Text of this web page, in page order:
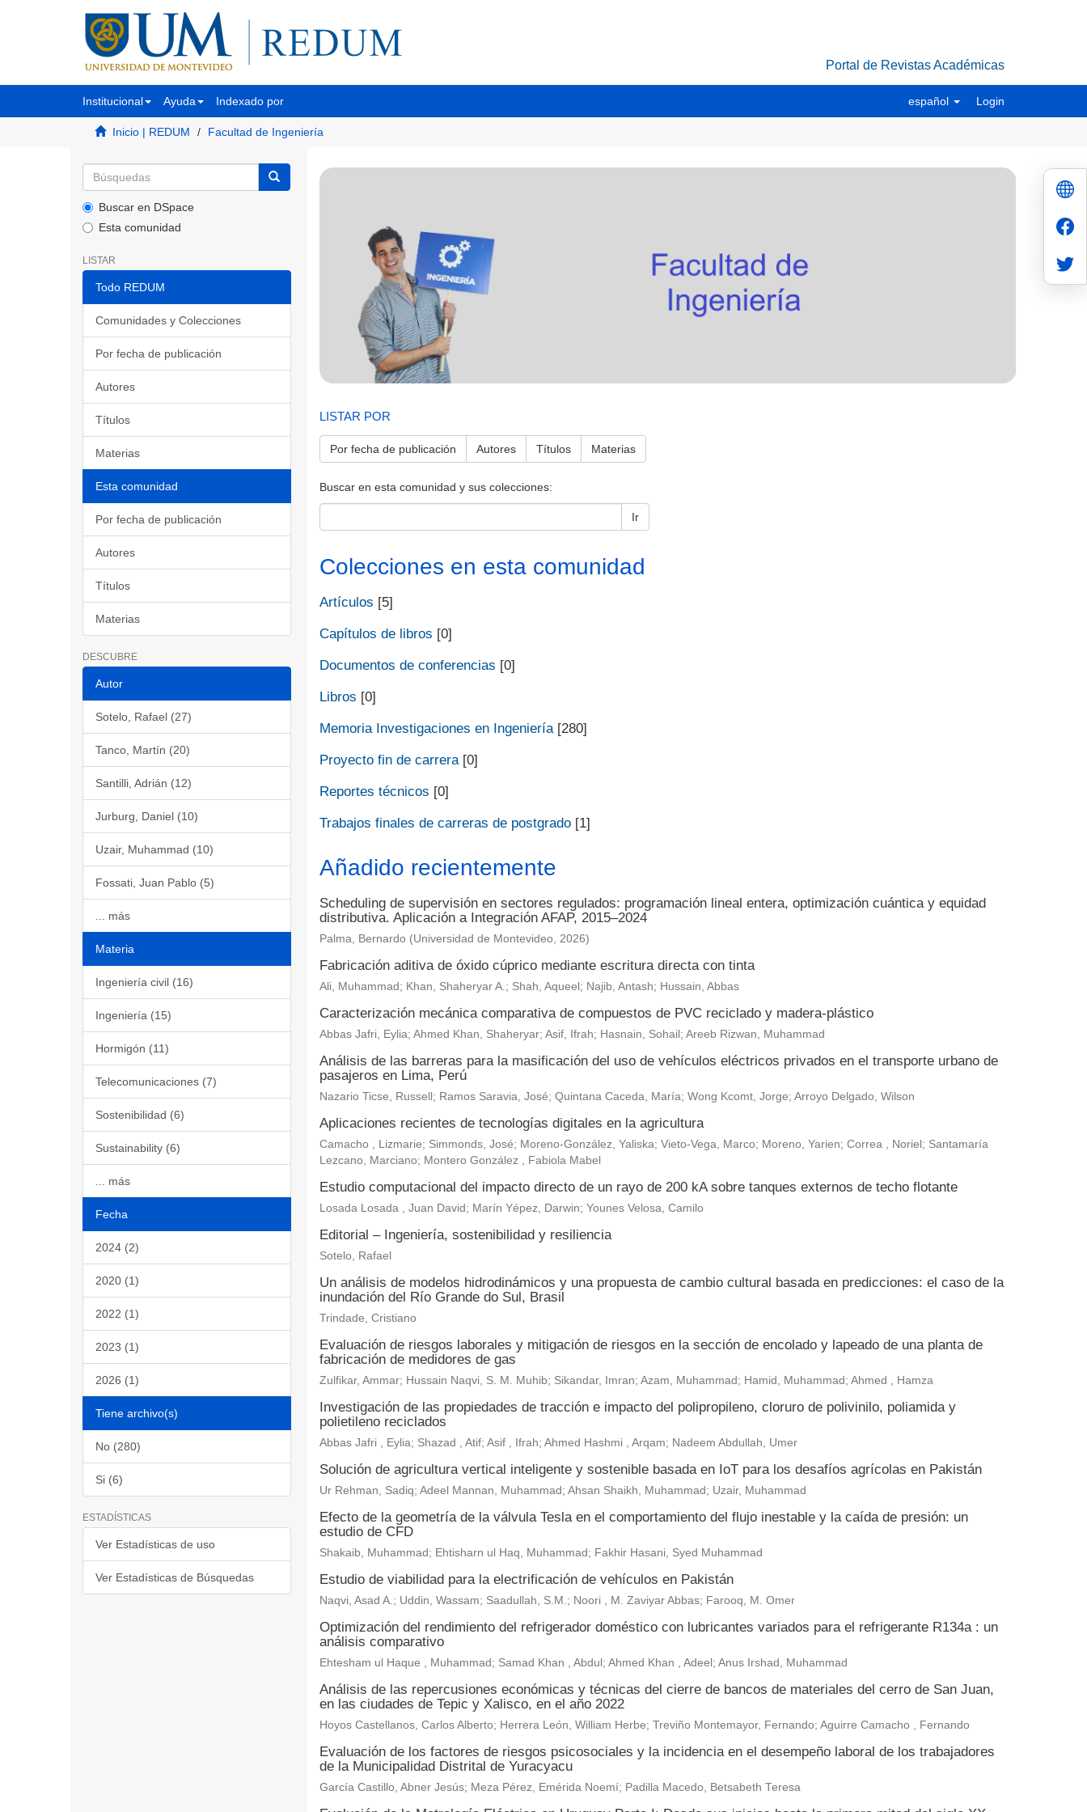
Portal de Revistas Académicas
Institucional Ayuda Indexado por español Login
Inicio | REDUM Facultad de Ingeniería
Buscar en DSpace
Esta comunidad
LISTAR
Todo REDUM
Comunidades y Colecciones
Por fecha de publicación
Autores
Títulos
Materias
Esta comunidad
Por fecha de publicación
Autores
Títulos
Materias
DESCUBRE
Autor
Sotelo, Rafael (27)
Tanco, Martín (20)
Santilli, Adrián (12)
Jurburg, Daniel (10)
Uzair, Muhammad (10)
Fossati, Juan Pablo (5)
... más
Materia
Ingeniería civil (16)
Ingeniería (15)
Hormigón (11)
Telecomunicaciones (7)
Sostenibilidad (6)
Sustainability (6)
... más
Fecha
2024 (2)
2020 (1)
2022 (1)
2023 (1)
2026 (1)
Tiene archivo(s)
No (280)
Si (6)
ESTADÍSTICAS
Ver Estadísticas de uso
Ver Estadísticas de Búsquedas
LISTAR POR
Por fecha de publicación Autores Títulos Materias
Buscar en esta comunidad y sus colecciones:
Ir
Colecciones en esta comunidad
Artículos [5]
Capítulos de libros [0]
Documentos de conferencias [0]
Libros [0]
Memoria Investigaciones en Ingeniería[280]
Proyecto fin de carrera[0]
Reportes técnicos [0]
Trabajos finales de carreras de postgrado[1]
Añadido recientemente
Scheduling de supervisión en sectores regulados: programación lineal entera, optimización cuántica y equidad
distributiva. Aplicación a Integración AFAP, 2015–2024
Palma, Bernardo (Universidad de Montevideo, 2026)
Fabricación aditiva de óxido cúprico mediante escritura directa con tinta
Ali, Muhammad; Khan, Shaheryar A.; Shah, Aqueel; Najib, Antash; Hussain, Abbas
Caracterización mecánica comparativa de compuestos de PVC reciclado y madera-plástico
Abbas Jafri, Eylia; Ahmed Khan, Shaheryar; Asif, Ifrah; Hasnain, Sohail; Areeb Rizwan, Muhammad
Análisis de las barreras para la masificación del uso de vehículos eléctricos privados en el transporte urbano de
pasajeros en Lima, Perú
Nazario Ticse, Russell; Ramos Saravia, José; Quintana Caceda, María; Wong Kcomt, Jorge; Arroyo Delgado, Wilson
Aplicaciones recientes de tecnologías digitales en la agricultura
Camacho , Lizmarie; Simmonds, José; Moreno-González, Yaliska; Vieto-Vega, Marco; Moreno, Yarien; Correa , Noriel; Santamaría
Lezcano, Marciano; Montero González , Fabiola Mabel
Estudio computacional del impacto directo de un rayo de 200 kA sobre tanques externos de techo flotante
Losada Losada , Juan David; Marín Yépez, Darwin; Younes Velosa, Camilo
Editorial – Ingeniería, sostenibilidad y resiliencia
Sotelo, Rafael
Un análisis de modelos hidrodinámicos y una propuesta de cambio cultural basada en predicciones: el caso de la
inundación del Río Grande do Sul, Brasil
Trindade, Cristiano
Evaluación de riesgos laborales y mitigación de riesgos en la sección de encolado y lapeado de una planta de
fabricación de medidores de gas
Zulfikar, Ammar; Hussain Naqvi, S. M. Muhib; Sikandar, Imran; Azam, Muhammad; Hamid, Muhammad; Ahmed , Hamza
Investigación de las propiedades de tracción e impacto del polipropileno, cloruro de polivinilo, poliamida y
polietileno reciclados
Abbas Jafri , Eylia; Shazad , Atif; Asif , Ifrah; Ahmed Hashmi , Arqam; Nadeem Abdullah, Umer
Solución de agricultura vertical inteligente y sostenible basada en IoT para los desafíos agrícolas en Pakistán
Ur Rehman, Sadiq; Adeel Mannan, Muhammad; Ahsan Shaikh, Muhammad; Uzair, Muhammad
Efecto de la geometría de la válvula Tesla en el comportamiento del flujo inestable y la caída de presión: un
estudio de CFD
Shakaib, Muhammad; Ehtisharn ul Haq, Muhammad; Fakhir Hasani, Syed Muhammad
Estudio de viabilidad para la electrificación de vehículos en Pakistán
Naqvi, Asad A.; Uddin, Wassam; Saadullah, S.M.; Noori , M. Zaviyar Abbas; Farooq, M. Omer
Optimización del rendimiento del refrigerador doméstico con lubricantes variados para el refrigerante R134a : un
análisis comparativo
Ehtesham ul Haque , Muhammad; Samad Khan , Abdul; Ahmed Khan , Adeel; Anus Irshad, Muhammad
Análisis de las repercusiones económicas y técnicas del cierre de bancos de materiales del cerro de San Juan,
en las ciudades de Tepic y Xalisco, en el año 2022
Hoyos Castellanos, Carlos Alberto; Herrera León, William Herbe; Treviño Montemayor, Fernando; Aguirre Camacho , Fernando
Evaluación de los factores de riesgos psicosociales y la incidencia en el desempeño laboral de los trabajadores
de la Municipalidad Distrital de Yuracyacu
García Castillo, Abner Jesús; Meza Pérez, Emérida Noemí; Padilla Macedo, Betsabeth Teresa